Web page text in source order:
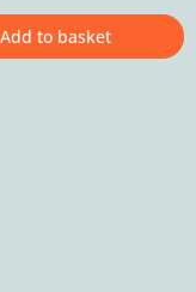
Add to basket